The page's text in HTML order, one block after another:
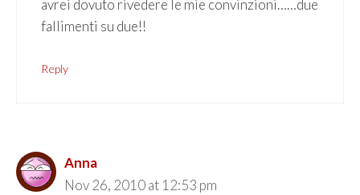
avrei dovuto rivedere le mie convinzioni……due
fallimenti su due!!
Reply
Anna
Nov 26, 2010 at 12:53 pm